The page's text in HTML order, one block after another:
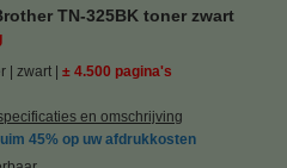
TN-325BK toner zwart
zwart ± 4.500 pagina's
en omschrijving
45% op uw afdrukkosten